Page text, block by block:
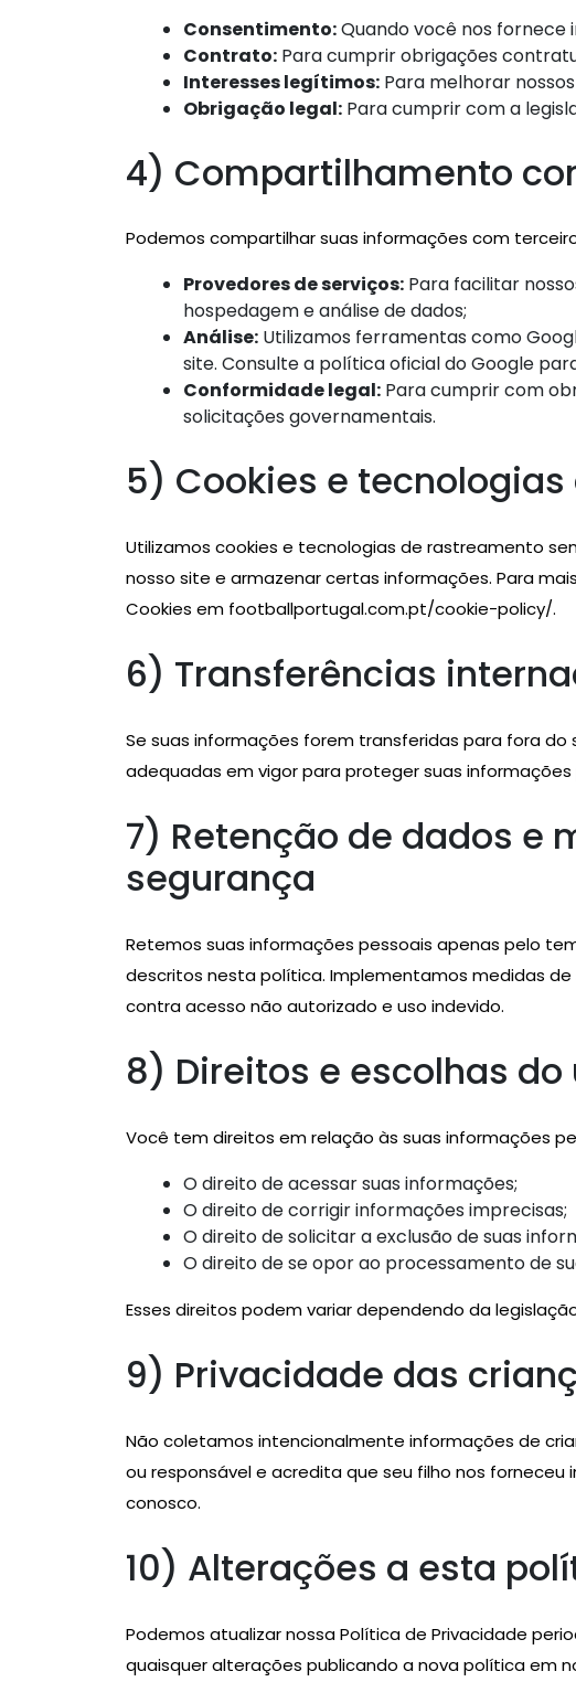
Consentimento:Quando você nos
Contrato: Para cumprir obrigações
Interesses legítimos: Para melhorar
Obrigação legal: Para cumprir com a
4) Compartilhamento
Podemos compartilhar suas informações com
Provedores de serviços: Para facilitar
hospedagem e análise de dados;
Análise: Utilizamos ferramentas como
site. Consulte a política oficial do Google
Conformidade legal: Para cumprir com
solicitações governamentais.
5) Cookies e
Utilizamos cookies e tecnologias de rastreamento
nosso site e armazenar certas informações. Para
Cookies em footballportugal.com.pt/cookie-policy/.
6) Transferências
Se suas informações forem transferidas para fora
adequadas em vigor para proteger suas informações
7) Retenção de dados e
segurança
Retemos suas informações pessoais apenas pelo
descritos nesta política. Implementamos medidas
contra acesso não autorizado e uso indevido.
8) Direitos e escolhas do
Você tem direitos em relação às suas informações
O direito de acessar suas informações;
O direito de corrigir informações imprecisas;
O direito de solicitar a exclusão de suas
O direito de se opor ao processamento de
Esses direitos podem variar dependendo da
9) Privacidade das
Não coletamos intencionalmente informações de
ou responsável e acredita que seu filho nos
conosco.
10) Alterações a esta
Podemos atualizar nossa Política de Privacidade
quaisquer alterações publicando a nova política em